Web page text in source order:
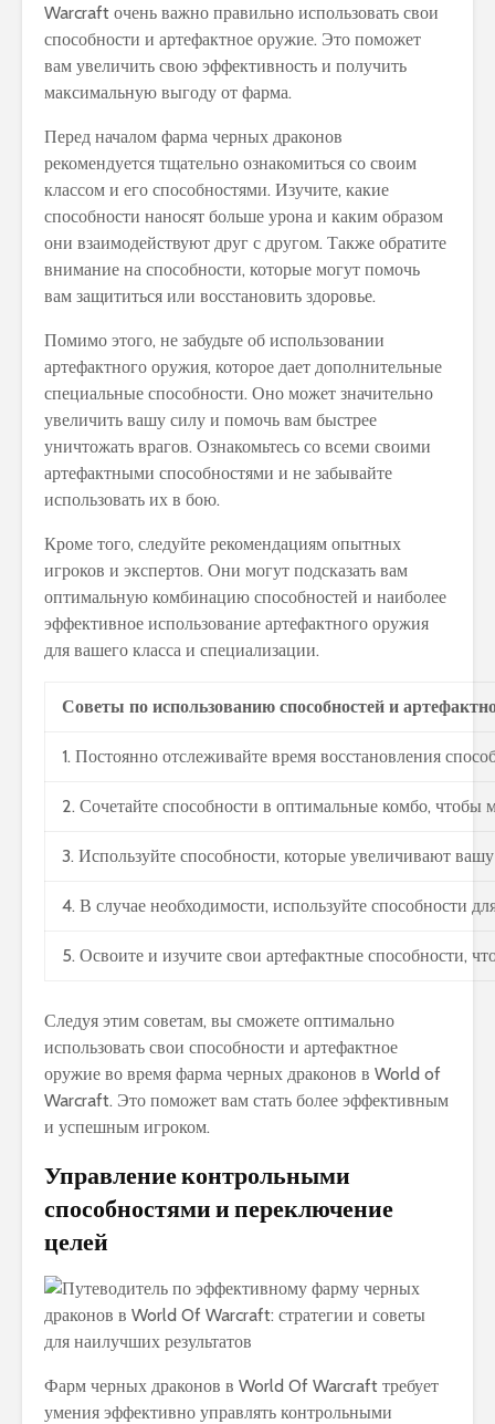
Warcraft очень важно правильно использовать свои
способности и артефактное оружие. Это поможет
вам увеличить свою эффективность и получить
максимальную выгоду от фарма.
Перед началом фарма черных драконов
рекомендуется тщательно ознакомиться со своим
классом и его способностями. Изучите, какие
способности наносят больше урона и каким образом
они взаимодействуют друг с другом. Также обратите
внимание на способности, которые могут помочь
вам защититься или восстановить здоровье.
Помимо этого, не забудьте об использовании
артефактного оружия, которое дает дополнительные
специальные способности. Оно может значительно
увеличить вашу силу и помочь вам быстрее
уничтожать врагов. Ознакомьтесь со всеми своими
артефактными способностями и не забывайте
использовать их в бою.
Кроме того, следуйте рекомендациям опытных
игроков и экспертов. Они могут подсказать вам
оптимальную комбинацию способностей и наиболее
эффективное использование артефактного оружия
для вашего класса и специализации.
Советы по использованию способностей и
1. Постоянно отслеживайте время восстановления
2. Сочетайте способности в оптимальные комбо, чтобы
3. Используйте способности, которые увеличивают
4. В случае необходимости, используйте способности
5. Освоите и изучите свои артефактные способности,
Следуя этим советам, вы сможете оптимально
использовать свои способности и артефактное
оружие во время фарма черных драконов в World of
Warcraft. Это поможет вам стать более эффективным
и успешным игроком.
Управление контрольными
способностями и переключение
целей
Фарм черных драконов в World Of Warcraft требует
умения эффективно управлять контрольными